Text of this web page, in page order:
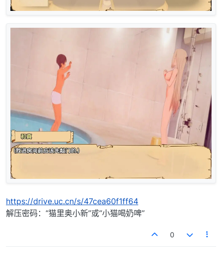
https://drive.uc.cn/s/47cea60f1ff64
解压密码：“猫里奥小新”或“小猫喝奶啤”
0